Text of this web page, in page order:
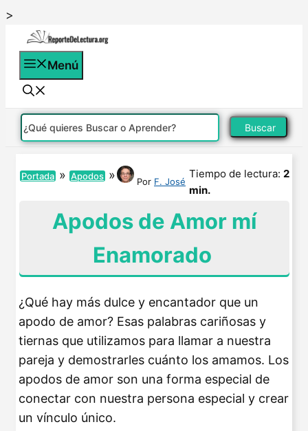
>
contenido
Menú
Buscar
Portada » Apodos » Por F. José
Tiempo de lectura: 2
min.
Apodos de Amor mí
Enamorado
¿Qué hay más dulce y encantador que un
apodo de amor? Esas palabras cariñosas y
tiernas que utilizamos para llamar a nuestra
pareja y demostrarles cuánto los amamos. Los
apodos de amor son una forma especial de
conectar con nuestra persona especial y crear
un vínculo único.